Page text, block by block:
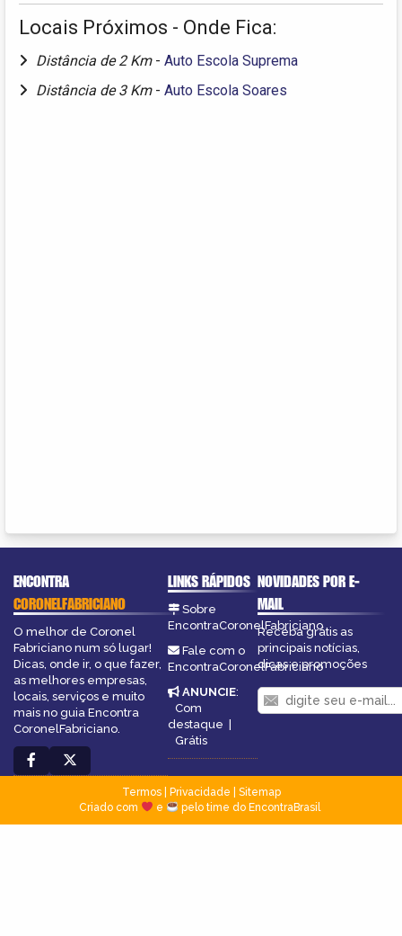
Locais Próximos - Onde Fica:
Distância de 2 Km - Auto Escola Suprema
Distância de 3 Km - Auto Escola Soares
ENCONTRA
CORONELFABRICIANO
O melhor de Coronel
Fabriciano num só lugar!
Dicas, onde ir, o que fazer,
as melhores empresas,
locais, serviços e muito
mais no guia Encontra
CoronelFabriciano.
LINKS RÁPIDOS
Sobre
EncontraCoronelFabriciano
Fale com o
EncontraCoronelFabriciano
ANUNCIE:
Com
destaque |
Grátis
NOVIDADES POR E-
MAIL
Receba grátis as
principais notícias,
dicas e promoções
Termos| Privacidade
Sitemap
Criado com
e pelo time do EncontraBrasil